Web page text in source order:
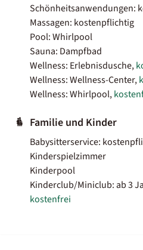
Schönheitsanwendungen:
Massagen: kostenpflichtig
Pool: Whirlpool
Sauna: Dampfbad
Wellness: Erlebnisdusche,
Wellness: Wellness-Center,
Wellness: Whirlpool,
Familie und Kinder
Babysitterservice:
Kinderspielzimmer
Kinderpool
Kinderclub/Miniclub: ab 3
kostenfrei